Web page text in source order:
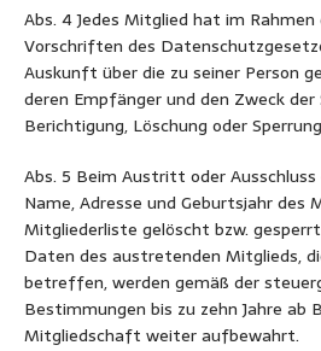
Abs. 4 Jedes Mitglied hat im
Vorschriften des
Auskunft über die zu seiner Person
deren Empfänger und den Zweck
Berichtigung, Löschung oder
Abs. 5 Beim Austritt oder
Name, Adresse und Geburtsjahr des
Mitgliederliste gelöscht bzw.
Daten des austretenden Mitglieds,
betreffen, werden gemäß der
Bestimmungen bis zu zehn Jahre ab
Mitgliedschaft weiter aufbewahrt.